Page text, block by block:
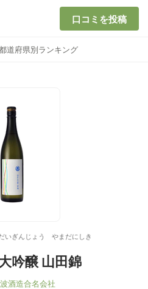
口コミを投稿
道府県別ランキング
いぎんじょう やまだにしき
吟醸 山田錦
酒造合名会社